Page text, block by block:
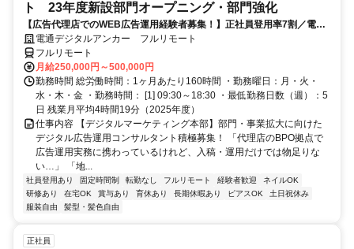
ト 23年度新設部門オープニング・部門強化
【広告代理店でのWEB広告運用経験者募集！】正社員登用率7割／電通
G／全国×完全在宅／年休126日・土日祝休み／残業月平均4時間19分
電通デジタルアンカー フルリモート
フルリモート
月給250,000円～500,000円
勤務時間 総労働時間：1ヶ月あたり160時間 ・勤務曜日：月・火・
水・木・金 ・勤務時間： [1] 09:30～18:30 ・最低勤務日数（週）：5
日 残業月平均4時間19分（2025年度）
仕事内容 【デジタルマーケティング本部】部門・事業拡大に向けた
デジタル広告運用コンサルタント積極募集！ 「代理店のBPO拠点で
広告運用実務に携わっているけれど、入稿・運用だけでは物足りな
い…」 「地...
社員登用あり 固定時間制 転勤なし フルリモート 経験者歓迎
ネイルOK
研修あり
在宅OK 賞与あり 育休あり 長期休暇あり ピアスOK
土日祝休み
服装自由
髪型・髪色自由
正社員